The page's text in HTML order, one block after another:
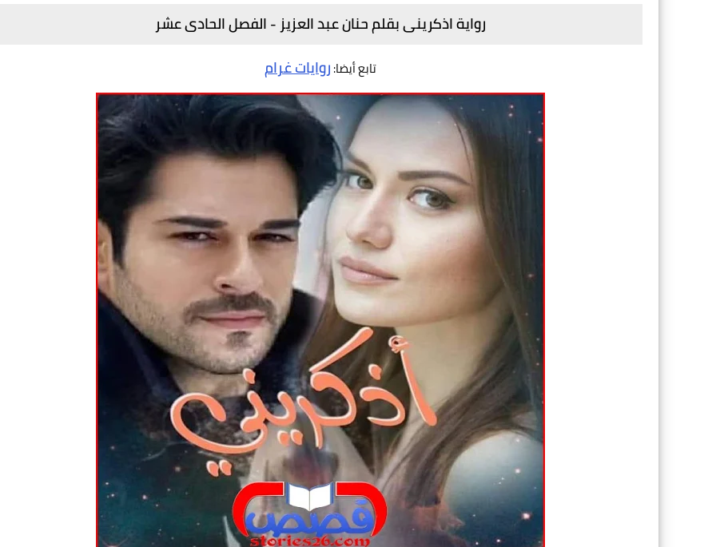
رواية اذكرينى بقلم حنان عبد العزيز - الفصل الحادى عشر
تابع أيضا:روايات غرام